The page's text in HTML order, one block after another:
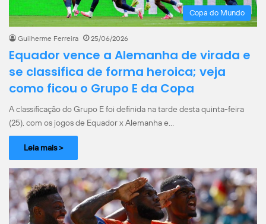
Copa do Mundo
Guilherme Ferreira 25/06/2026
Equador vence a Alemanha de virada e
se classifica de forma heroica; veja
como ficou o Grupo E da Copa
A classificação do Grupo E foi definida na tarde desta quinta-feira
(25), com os jogos de Equador x Alemanha e…
Leia mais >